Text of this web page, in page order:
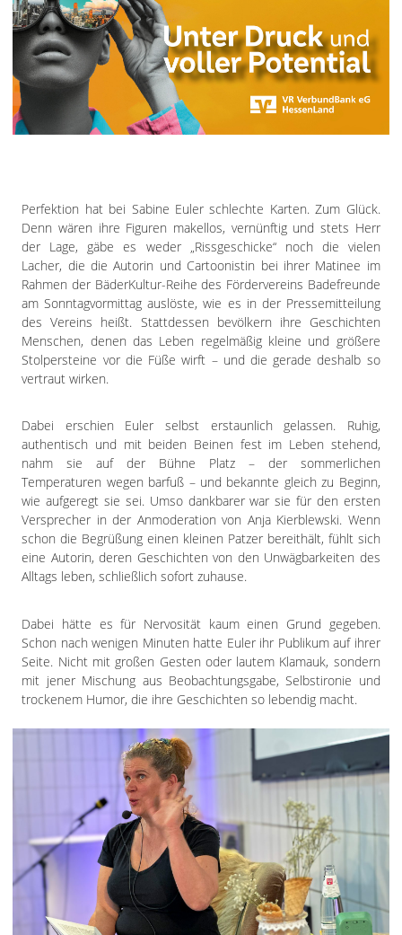
Schwalm
Fulda
Gießen
Impressum
Perfektion hat bei Sabine Euler schlechte Karten. Zum Glück.
Denn wären ihre Figuren makellos, vernünftig und stets Herr
der Lage, gäbe es weder „Rissgeschicke“ noch die vielen
Lacher, die die Autorin und Cartoonistin bei ihrer Matinee im
Rahmen der BäderKultur-Reihe des Fördervereins Badefreunde
am Sonntagvormittag auslöste, wie es in der Pressemitteilung
des Vereins heißt. Stattdessen bevölkern ihre Geschichten
Menschen, denen das Leben regelmäßig kleine und größere
Stolpersteine vor die Füße wirft – und die gerade deshalb so
vertraut wirken.
Dabei erschien Euler selbst erstaunlich gelassen. Ruhig,
authentisch und mit beiden Beinen fest im Leben stehend,
nahm sie auf der Bühne Platz – der sommerlichen
Temperaturen wegen barfuß – und bekannte gleich zu Beginn,
wie aufgeregt sie sei. Umso dankbarer war sie für den ersten
Versprecher in der Anmoderation von Anja Kierblewski. Wenn
schon die Begrüßung einen kleinen Patzer bereithält, fühlt sich
eine Autorin, deren Geschichten von den Unwägbarkeiten des
Alltags leben, schließlich sofort zuhause.
Dabei hätte es für Nervosität kaum einen Grund gegeben.
Schon nach wenigen Minuten hatte Euler ihr Publikum auf ihrer
Seite. Nicht mit großen Gesten oder lautem Klamauk, sondern
mit jener Mischung aus Beobachtungsgabe, Selbstironie und
trockenem Humor, die ihre Geschichten so lebendig macht.